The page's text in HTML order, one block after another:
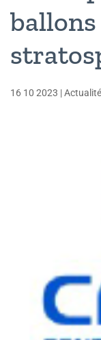
ballons
16 10 2023 |